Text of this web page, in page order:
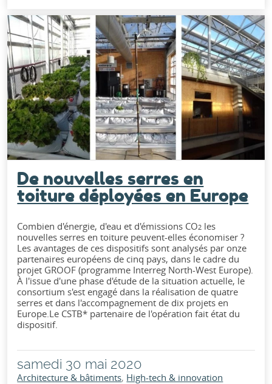
De nouvelles serres en
toiture déployées en Europe
Combien d'énergie, d'eau et d'émissions CO2 les
nouvelles serres en toiture peuvent-elles économiser ?
Les avantages de ces dispositifs sont analysés par onze
partenaires européens de cinq pays, dans le cadre du
projet GROOF (programme Interreg North-West Europe).
À l'issue d'une phase d'étude de la situation actuelle, le
consortium s'est engagé dans la réalisation de quatre
serres et dans l'accompagnement de dix projets en
Europe.Le CSTB* partenaire de l'opération fait état du
dispositif.
samedi 30 mai 2020
Architecture & bâtiments High-tech & innovation